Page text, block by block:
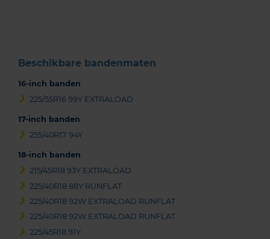
Beschikbare bandenmaten
16-inch banden
225/55R16 99Y EXTRALOAD
17-inch banden
255/40R17 94Y
18-inch banden
215/45R18 93Y EXTRALOAD
225/40R18 88Y RUNFLAT
225/40R18 92W EXTRALOAD RUNFLAT
225/40R18 92W EXTRALOAD RUNFLAT
225/45R18 91Y